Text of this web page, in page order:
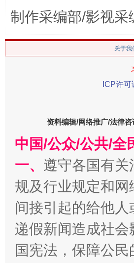
这是一记警钟！
在谋一域中谋全局
制作采编部/影视
关于我
ICP许
资料编辑/网络推广/法律咨
中国/公众/公共/全
一、 遵守各国有
规及行业规定和
间接引起的给他
递假新闻造成社
国宪法，保障公